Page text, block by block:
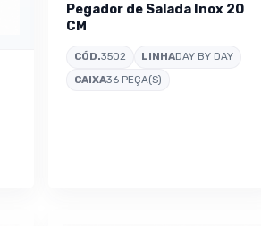
Pegador de Salada Inox 20
CM
CÓD.3502 LINHADAY BY DAY
CAIXA36 PEÇA(S)